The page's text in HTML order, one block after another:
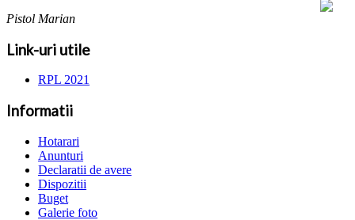
Pistol Marian
Link-uri utile
RPL 2021
Informatii
Hotarari
Anunturi
Declaratii de avere
Dispozitii
Buget
Galerie foto